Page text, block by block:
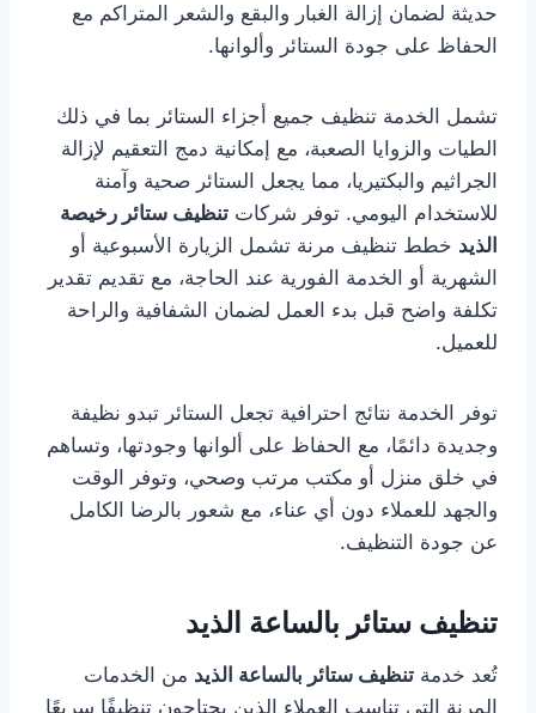
حديثة لضمان إزالة الغبار والبقع والشعر المتراكم مع
الحفاظ على جودة الستائر وألوانها.
تشمل الخدمة تنظيف جميع أجزاء الستائر بما في ذلك
الطيات والزوايا الصعبة، مع إمكانية دمج التعقيم لإزالة
الجراثيم والبكتيريا، مما يجعل الستائر صحية وآمنة
للاستخدام اليومي. توفر شركات تنظيف ستائر رخيصة
الذيد خطط تنظيف مرنة تشمل الزيارة الأسبوعية أو
الشهرية أو الخدمة الفورية عند الحاجة، مع تقديم تقدير
تكلفة واضح قبل بدء العمل لضمان الشفافية والراحة
للعميل.
توفر الخدمة نتائج احترافية تجعل الستائر تبدو نظيفة
وجديدة دائمًا، مع الحفاظ على ألوانها وجودتها، وتساهم
في خلق منزل أو مكتب مرتب وصحي، وتوفر الوقت
والجهد للعملاء دون أي عناء، مع شعور بالرضا الكامل
عن جودة التنظيف.
تنظيف ستائر بالساعة الذيد
تُعد خدمة تنظيف ستائر بالساعة الذيد من الخدمات
المرنة التي تناسب العملاء الذين يحتاجون تنظيفًا سريعًا